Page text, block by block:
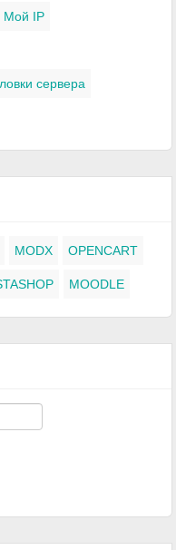
Мой IP
сервера
MODX OPENCART
MOODLE